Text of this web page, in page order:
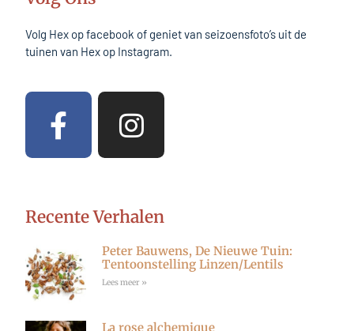
Volg Hex op facebook of geniet van seizoensfoto’s uit de
tuinen van Hex op Instagram.
F
a
c
b
o
k
I
n
s
a
g
r
Recente Verhalen
Peter Bauwens, De Nieuwe Tuin:
Tentoonstelling Linzen/Lentils
Lees meer »
La rose alchemique